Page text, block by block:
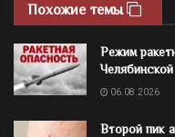
Похожие темы
Режим
06.08.2026
Второй пик